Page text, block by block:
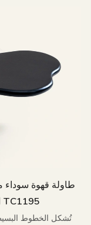
طاولة قهوة سوداء
الداخلي والخارجي، رقم الموديل TC1195
تُشكل الخطوط